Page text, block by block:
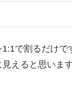
で割るだけで
えると思いま